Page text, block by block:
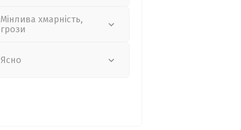
Мінлива хмарність,
грози
Ясно